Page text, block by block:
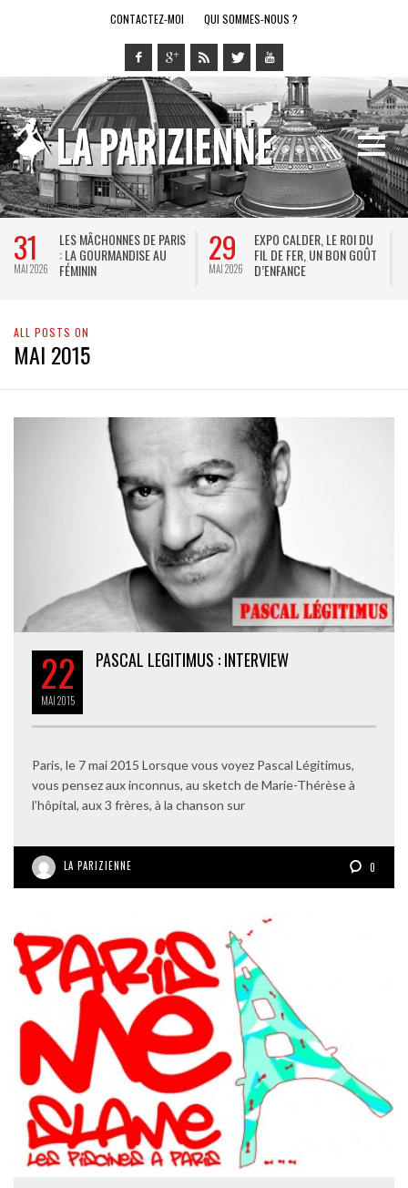
CONTACTEZ-MOI QUI SOMMES-NOUS ?
31
MAI 2026
LES MÂCHONNES DE PARIS
: LA GOURMANDISE AU
FÉMININ
29
MAI 2026
EXPO CALDER, LE ROI DU
FIL DE FER, UN BON GOÛT
D’ENFANCE
ALL POSTS ON
MAI 2015
22
MAI2015
PASCAL LEGITIMUS : INTERVIEW
Paris, le 7 mai 2015 Lorsque vous voyez Pascal Légitimus,
vous pensez aux inconnus, au sketch de Marie-Thérèse à
l’hôpital, aux 3 frères, à la chanson sur
LA PARIZIENNE 0